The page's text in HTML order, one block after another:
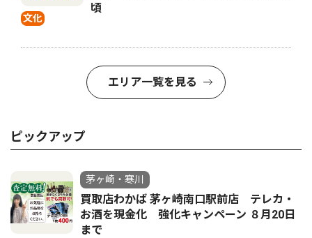
文化
頃
エリア一覧を見る
ピックアップ
茅ヶ崎・寒川
買取店わかば 茅ヶ崎南口駅前店 テレカ・
お酒を現金化 強化キャンペーン ８月20日
まで